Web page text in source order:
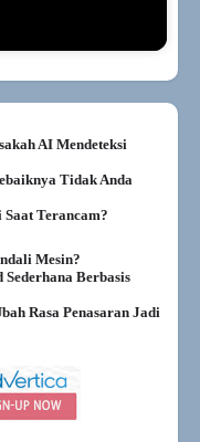
AI Mendeteksi
Tidak Anda
Terancam?
Mesin?
Berbasis
Rasa Penasaran Jadi